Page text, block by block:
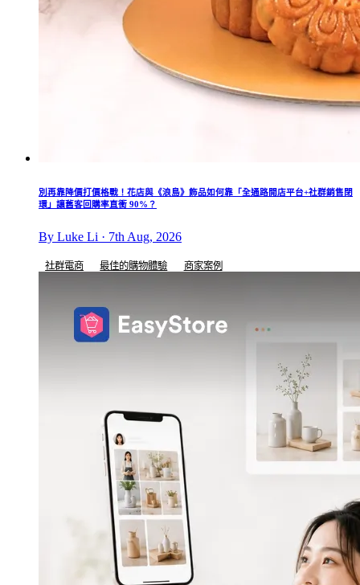
別再靠降價打價格戰！花店與《浪島》飾品如何靠「全通路開店平台+社群銷售閉
環」讓舊客回購率直衝 90%？
By Luke Li · 7th Aug, 2026
社群電商 最佳的購物體驗 商家案例